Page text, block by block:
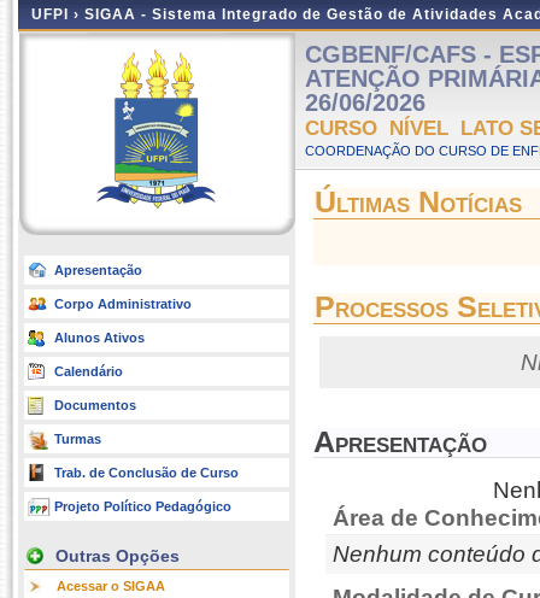
UFPI › SIGAA - Sistema Integrado de Gestão de Atividades
Apresentação
Corpo Administrativo
Alunos Ativos
Calendário
Documentos
Turmas
Trab. de Conclusão de Curso
Projeto Político Pedagógico
Outras Opções
Acessar o SIGAA
CGBENF/CAFS -
ATENÇÃO
26/06/2026
CURSO NÍVEL LATO
COORDENAÇÃO DO CURSO DE
Últimas Notícias
Processos
Apresentação
Área de
Nenhum conteúdo